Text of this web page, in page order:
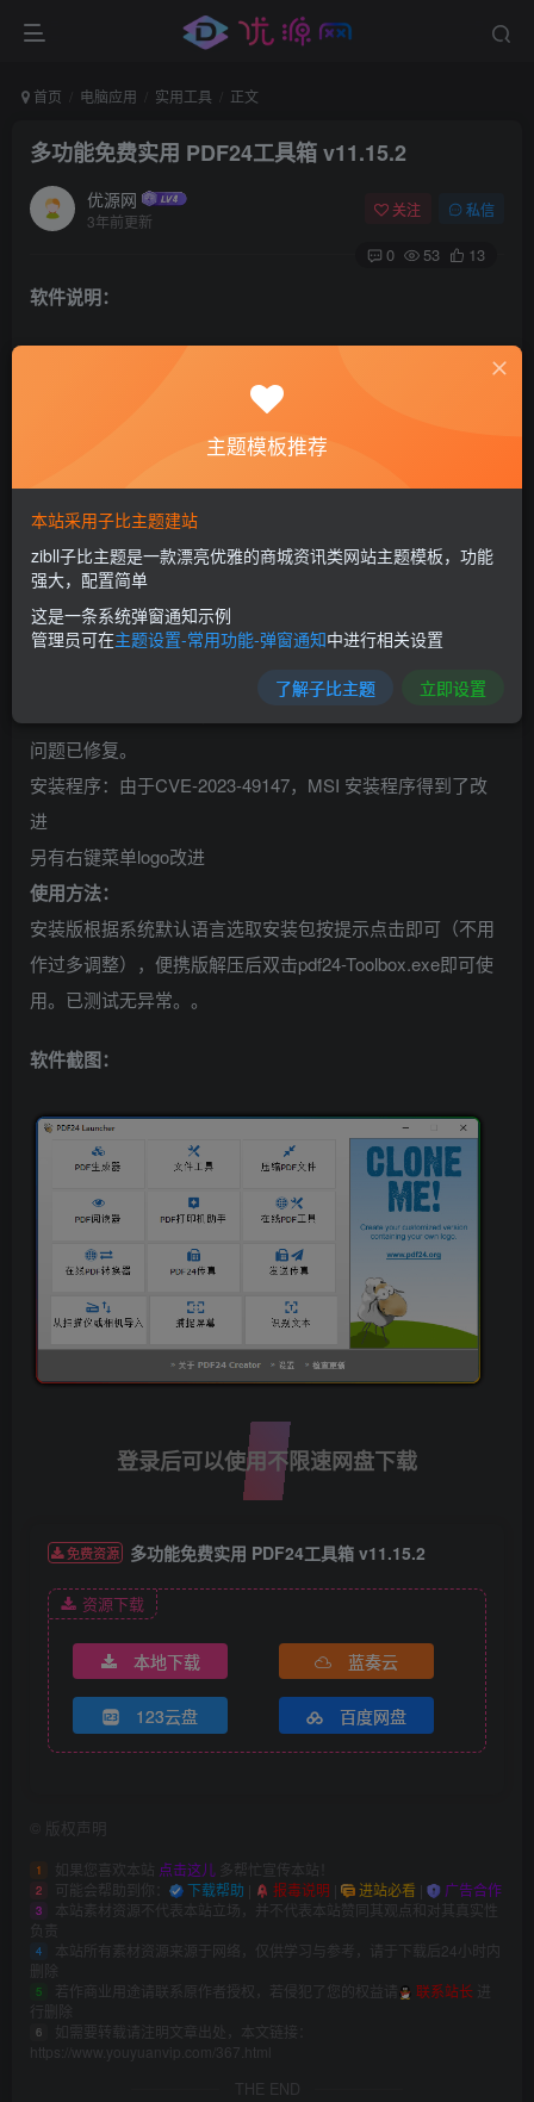
首页 电脑应用 实用工具 正文
多功能免费实用 PDF24工具箱 v11.15.2
优源网
3年前更新
关注 私信
0 53 13
软件说明：
费的PDF工具箱软件，PDF24工具箱包含PDF分割/合并、
取、PDF比较、PDF转换、添加PDF水印、PDF文本OCR识
运行并采用符合直觉的方式操作，方便快捷，无需担心安全
问题。有需自取~~~
v11.15.2更新内容：(2023-12-08)
Reader：PDF 预览处理程序的键盘输入
PDF 预览处理程序在单击后未收到焦点，因此按键不会发送
问题已修复。
安装程序：由于CVE-2023-49147，MSI 安装程序得到了改
进
另有右键菜单logo改进
使用方法：
安装版根据系统默认语言选取安装包按提示点击即可（不用
作过多调整），便携版解压后双击pdf24-Toolbox.exe即可使
用。已测试无异常。。
软件截图：
登录后可以使用不限速网盘下载
免费资源 多功能免费实用 PDF24工具箱 v11.15.2
资源下载
本地下载 蓝奏云
123云盘 百度网盘
版权声明
1 如果您喜欢本站 点击这儿 多帮忙宣传本站！
2 可能会帮助到你： 下载帮助 报毒说明 | 进站必看 | 广告合作
3
本站素材资源不代表本站立场，并不代表本站赞同其观点和对其真实性
负责
4
本站所有素材资源来源于网络，仅供学习与参考，请于下载后24小时内
删除
5 若作商业用途请联系原作者授权，若侵犯了您的权益请 联系站长 进
行删除
6
如需要转载请注明文章出处，本文链接：
https://www.youyuanvip.com/367.html
THE END
主题模板推荐
本站采用子比主题建站
zibll子比主题是一款漂亮优雅的商城资讯类网站主题模板，功能
强大，配置简单
这是一条系统弹窗通知示例
管理员可在主题设置-常用功能-弹窗通知中进行相关设置
了解子比主题 立即设置